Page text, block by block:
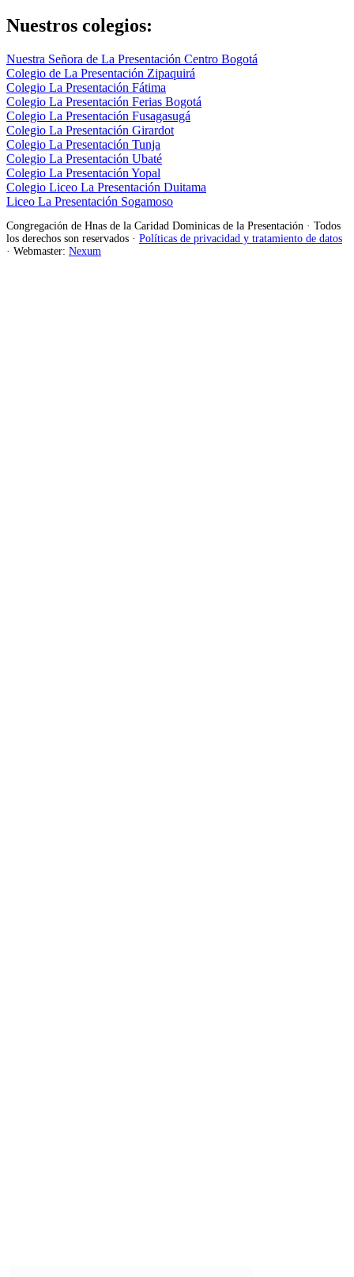
Nuestros colegios:
Nuestra Señora de La Presentación Centro Bogotá
Colegio de La Presentación Zipaquirá
Colegio La Presentación Fátima
Colegio La Presentación Ferias Bogotá
Colegio La Presentación Fusagasugá
Colegio La Presentación Girardot
Colegio La Presentación Tunja
Colegio La Presentación Ubaté
Colegio La Presentación Yopal
Colegio Liceo La Presentación Duitama
Liceo La Presentación Sogamoso
Congregación de Hnas de la Caridad Dominicas de la Presentación · Todos
los derechos son reservados · Políticas de privacidad y tratamiento de datos
· Webmaster: Nexum